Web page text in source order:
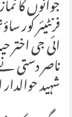
جوانوں کا
فرنٹیئر
ائی جی
ناصر دستی
شہید